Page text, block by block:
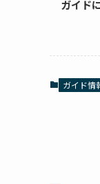
ガイド
ガイド情